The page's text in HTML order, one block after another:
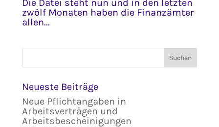
Die Datei steht nun und in den letzten
zwölf Monaten haben die Finanzämter
allen...
Neueste Beiträge
Neue Pflichtangaben in
Arbeitsverträgen und
Arbeitsbescheinigungen